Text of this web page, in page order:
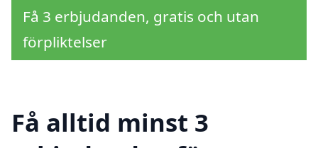
Få 3 erbjudanden, gratis och utan
förpliktelser
Få alltid minst 3